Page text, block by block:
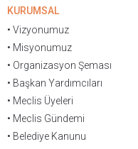
KURUMSAL
• Vizyonumuz
• Misyonumuz
• Organizasyon Şeması
• Başkan Yardımcıları
• Meclis Üyeleri
• Meclis Gündemi
• Belediye Kanunu